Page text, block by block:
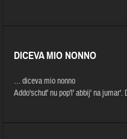
DICEVA MIO NONNO
… diceva mio nonno
Addo'schut' nu pop'l' abbij' na jumar'.